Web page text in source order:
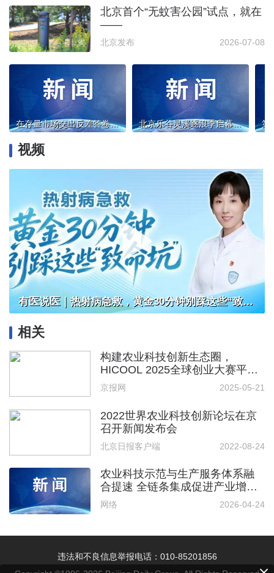
北京首个“无蚊害公园”试点，就在
——
北京发布 2026-07-08
在存量市场交出反差答卷，昊铂埃安藏着增长密码 北京乐谷灵溪逐浪季启幕 文旅惠民丰富暑期亲子出游
视频
有医说医｜热射病急救，黄金30分钟别踩这些“致命坑”
相关
构建农业科技创新生态圈，
HICOOL 2025全球创业大赛平谷
赛区启幕
京报网 2025-05-21
2022世界农业科技创新论坛在京
召开新闻发布会
北京日报客户端 2022-08-24
农业科技示范与生产服务体系融
合提速 全链条集成促进产业增效
农民增收
网络 2026-04-24
违法和不良信息举报电话：010-85201856